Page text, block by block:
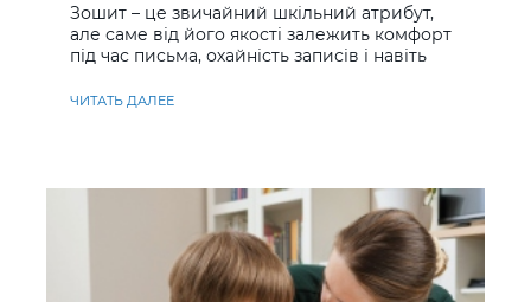
Зошит – це звичайний шкільний атрибут,
але саме від його якості залежить комфорт
під час письма, охайність записів і навіть
ЧИТАТЬ ДАЛЕЕ